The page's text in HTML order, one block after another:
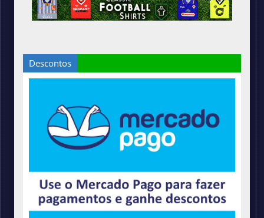
Descontos